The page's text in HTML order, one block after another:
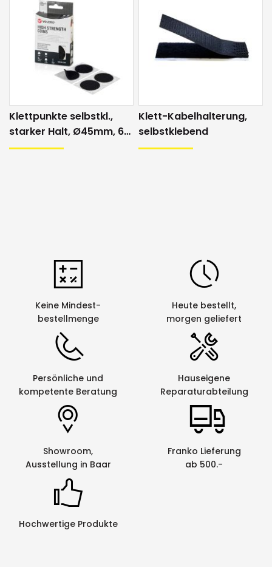
Klettpunkte selbstkl.,
starker Halt, Ø45mm, 6
Stk. schwarz,
Klett-Kabelhalterung,
selbstklebend
Keine Mindest-
bestellmenge
Heute bestellt,
morgen geliefert
Persönliche und
kompetente Beratung
Hauseigene
Reparaturabteilung
Showroom,
Ausstellung in Baar
Franko Lieferung
ab 500.-
Hochwertige Produkte